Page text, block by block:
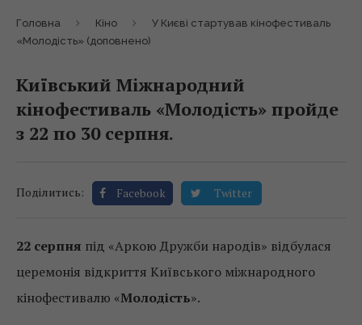
Головна Кіно
У Києві стартував кінофестиваль
«Молодість» (доповнено)
Київський Міжнародний
кінофестиваль «Молодість» пройде
з 22 по 30 серпня.
Поділитись: Facebook Twitter
22 серпня під «Аркою Дружби народів» відбулася
церемонія відкриття Київського міжнародного
кінофестивалю «Молодість».